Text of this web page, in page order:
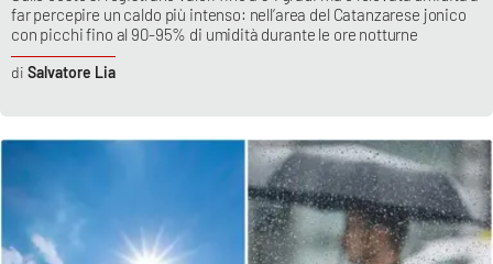
far percepire un caldo più intenso: nell’area del Catanzarese jonico
con picchi fino al 90-95% di umidità durante le ore notturne
Salvatore Lia